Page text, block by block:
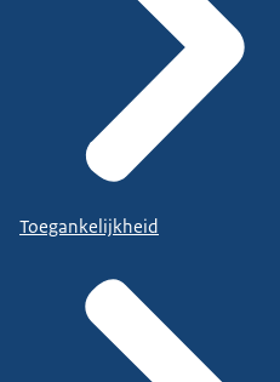
Toegankelijkheid